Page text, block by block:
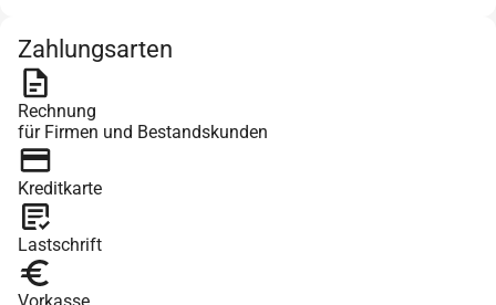
Zahlungsarten
Rechnung
für Firmen und Bestandskunden
Kreditkarte
Lastschrift
Vorkasse